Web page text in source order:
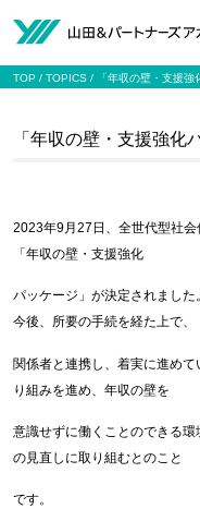
TOP TOPICS 「年収の壁・支援
「年収の壁・支援強化
2023年9月27日、全世代型社
「年収の壁・支援強化
パッケージ」が決定されました
今後、所要の手続を経た上で、
関係者と連携し、着実に進め
り組みを進め、年収の壁を
意識せずに働くことのできる
の見直しに取り組むとのこと
です。